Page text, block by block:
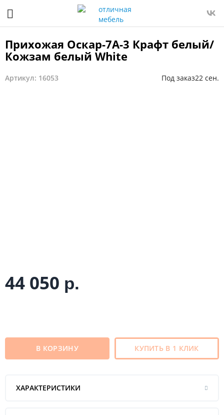
Прихожая Оскар-7А-3 Крафт белый/
Кожзам белый White
Артикул: 16053 Под заказ22 сен.
44 050 р.
В КОРЗИНУ КУПИТЬ В 1 КЛИК
ХАРАКТЕРИСТИКИ